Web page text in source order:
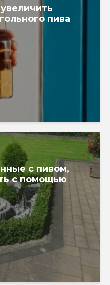
пива
с пивом,
с помощью